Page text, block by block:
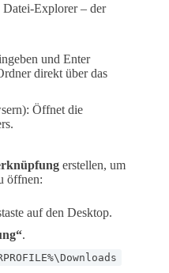
Datei-Explorer – der
und Enter
direkt über das
Öffnet die
erstellen, um
öffnen:
auf den Desktop.
.